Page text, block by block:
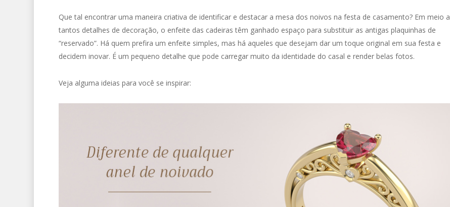
Que tal encontrar uma maneira criativa de identificar e destacar a mesa dos noivos na festa de casamento? Em meio a
tantos detalhes de decoração, o enfeite das cadeiras têm ganhado espaço para substituir as antigas plaquinhas de
“reservado”. Há quem prefira um enfeite simples, mas há aqueles que desejam dar um toque original em sua festa e
decidem inovar. É um pequeno detalhe que pode carregar muito da identidade do casal e render belas fotos.
Veja alguma ideias para você se inspirar: